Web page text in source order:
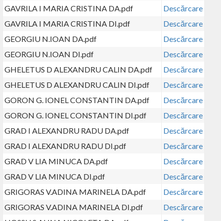
GAVRILA I MARIA CRISTINA DA.pdf
Descărcare
GAVRILA I MARIA CRISTINA DI.pdf
Descărcare
GEORGIU N.IOAN DA.pdf
Descărcare
GEORGIU N.IOAN DI.pdf
Descărcare
GHELETUS D ALEXANDRU CALIN DA.pdf
Descărcare
GHELETUS D ALEXANDRU CALIN DI.pdf
Descărcare
GORON G. IONEL CONSTANTIN DA.pdf
Descărcare
GORON G. IONEL CONSTANTIN DI.pdf
Descărcare
GRAD I ALEXANDRU RADU DA.pdf
Descărcare
GRAD I ALEXANDRU RADU DI.pdf
Descărcare
GRAD V LIA MINUCA DA.pdf
Descărcare
GRAD V LIA MINUCA DI.pdf
Descărcare
GRIGORAS V.ADINA MARINELA DA.pdf
Descărcare
GRIGORAS V.ADINA MARINELA DI.pdf
Descărcare